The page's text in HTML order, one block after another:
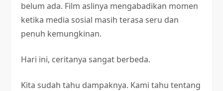
belum ada. Film aslinya mengabadikan momen
ketika media sosial masih terasa seru dan
penuh kemungkinan.
Hari ini, ceritanya sangat berbeda.
Kita sudah tahu dampaknya. Kami tahu tentang